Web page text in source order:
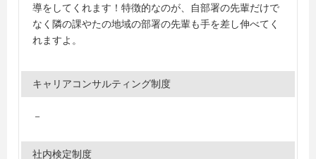
導をしてくれます！特徴的なのが、自部署の先輩だけで
なく隣の課やたの地域の部署の先輩も手を差し伸べてく
れますよ。
キャリアコンサルティング制度
－
社内検定制度